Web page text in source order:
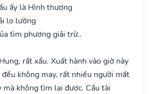
ấy là Hình thương
lo lường
tìm phương giải trừ..
rất xấu. Xuất hành vào giờ này
không may, rất nhiều người mất
mà không tìm lại được. Cầu tài